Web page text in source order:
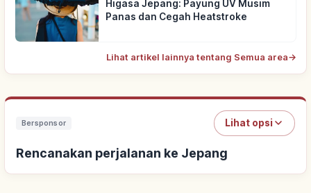
Higasa Jepang: Payung UV Musim
Panas dan Cegah Heatstroke
Lihat artikel lainnya tentang Semua area→
Bersponsor Lihat opsi
Rencanakan perjalanan ke Jepang